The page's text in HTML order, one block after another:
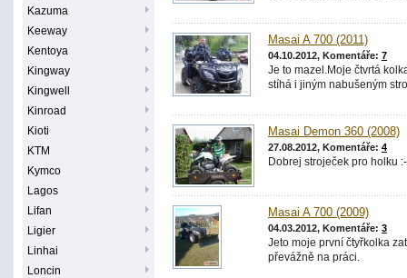
Kazuma
Keeway
Kentoya
Kingway
Kingwell
Kinroad
Kioti
KTM
Kymco
Lagos
Lifan
Ligier
Linhai
Loncin
Masai A 700 (2011)
04.10.2012, Komentáře: 7
Je to mazel.Moje čtvrtá
stíhá i jiným nabušeným
Masai Demon 360 (2008)
27.08.2012, Komentáře: 4
Dobrej stroječek pro holku
Masai A 700 (2009)
04.03.2012, Komentáře: 3
Jeto moje první čtyřkolka
převážně na práci.